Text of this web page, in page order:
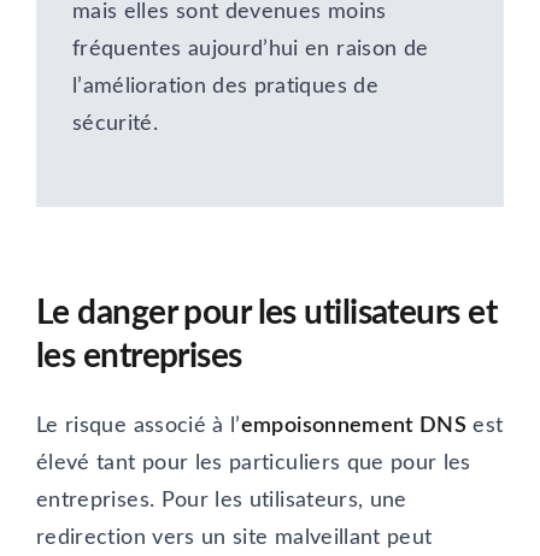
mais elles sont devenues moins
fréquentes aujourd’hui en raison de
l’amélioration des pratiques de
sécurité.
Le danger pour les utilisateurs et
les entreprises
Le risque associé à l’empoisonnement DNS est
élevé tant pour les particuliers que pour les
entreprises. Pour les utilisateurs, une
redirection vers un site malveillant peut